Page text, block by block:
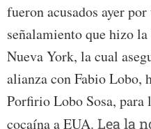
fueron acusados ayer
señalamiento que hizo
Nueva York, la cual
alianza con Fabio Lobo,
Porfirio Lobo Sosa, para
cocaína a EUA. Lea la